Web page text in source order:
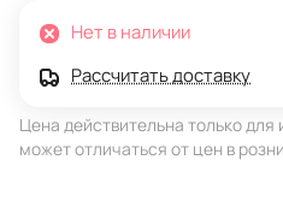
Нет в наличии
Рассчитать доставку
Цена действительна только
может отличаться от цен в